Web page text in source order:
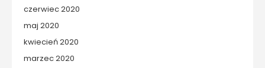
czerwiec 2020
maj 2020
kwiecień 2020
marzec 2020